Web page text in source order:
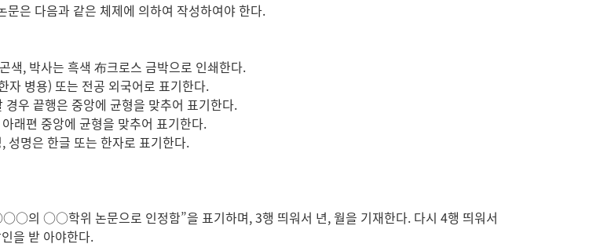
은 다음과 같은 체제에 의하여 작성하여야 한다.
색, 박사는 흑색 布크로스 금박으로 인쇄한다.
병용) 또는 전공 외국어로 표기한다.
우 끝행은 중앙에 균형을 맞추어 표기한다.
래편 중앙에 균형을 맞추어 표기한다.
명은 한글 또는 한자로 표기한다.
의 ○○학위 논문으로 인정함”을 표기하며, 3행 띄워서 년, 월을 기재한다. 다시 4행 띄워서
을 받 아야한다.